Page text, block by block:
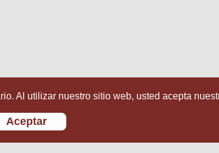
Al utilizar nuestro sitio web, usted acepta
Aceptar